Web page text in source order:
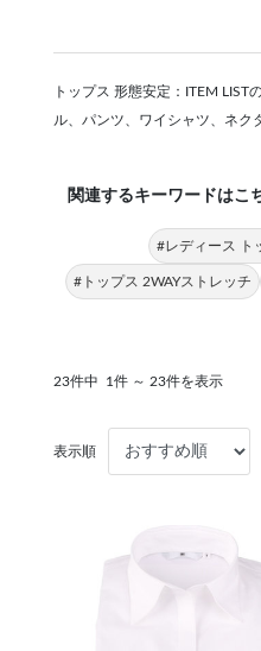
トップス 形態安定：ITEM
ル、パンツ、ワイシャツ、ネク
関連するキーワードはこ
#レディース ト
#トップス 2WAYストレッチ
23件中 1件 ～ 23件を表示
表示順